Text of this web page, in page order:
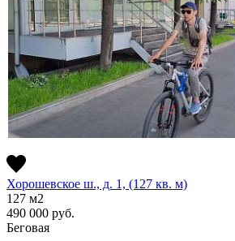
Хорошевское ш., д. 1, (127 кв. м)
127 м2
490 000 руб.
Беговая